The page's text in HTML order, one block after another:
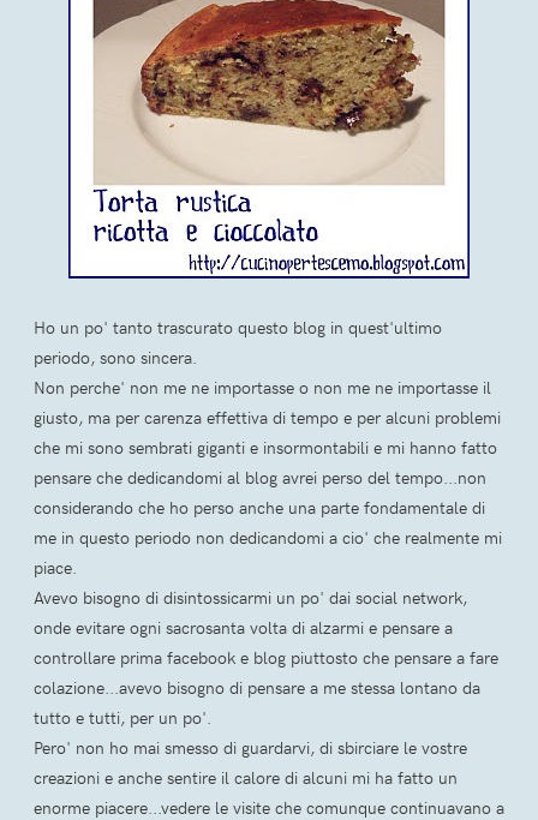
Ho un po' tanto trascurato questo blog in quest'ultimo
periodo, sono sincera.
Non perche' non me ne importasse o non me ne importasse il
giusto, ma per carenza effettiva di tempo e per alcuni problemi
che mi sono sembrati giganti e insormontabili e mi hanno fatto
pensare che dedicandomi al blog avrei perso del tempo...non
considerando che ho perso anche una parte fondamentale di
me in questo periodo non dedicandomi a cio' che realmente mi
piace.
Avevo bisogno di disintossicarmi un po' dai social network,
onde evitare ogni sacrosanta volta di alzarmi e pensare a
controllare prima facebook e blog piuttosto che pensare a fare
colazione...avevo bisogno di pensare a me stessa lontano da
tutto e tutti, per un po'.
Pero' non ho mai smesso di guardarvi, di sbirciare le vostre
creazioni e anche sentire il calore di alcuni mi ha fatto un
enorme piacere...vedere le visite che comunque continuavano a